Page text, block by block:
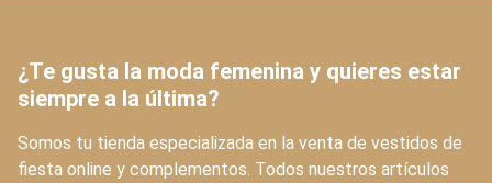
¿Te gusta la moda femenina y quieres estar
siempre a la última?
Somos tu tienda especializada en la venta de vestidos de
fiesta online y complementos. Todos nuestros artículos